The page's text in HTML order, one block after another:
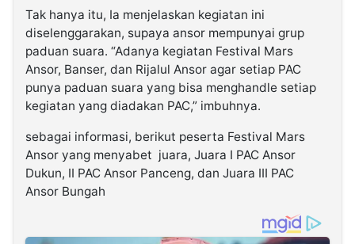
Tak hanya itu, Ia menjelaskan kegiatan ini
diselenggarakan, supaya ansor mempunyai grup
paduan suara. “Adanya kegiatan Festival Mars
Ansor, Banser, dan Rijalul Ansor agar setiap PAC
punya paduan suara yang bisa menghandle setiap
kegiatan yang diadakan PAC,” imbuhnya.
sebagai informasi, berikut peserta Festival Mars
Ansor yang menyabet juara, Juara I PAC Ansor
Dukun, II PAC Ansor Panceng, dan Juara III PAC
Ansor Bungah